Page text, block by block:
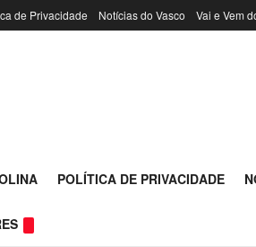
de Privacidade Notícias do Vasco Vai e Vem
POLÍTICA DE PRIVACIDADE